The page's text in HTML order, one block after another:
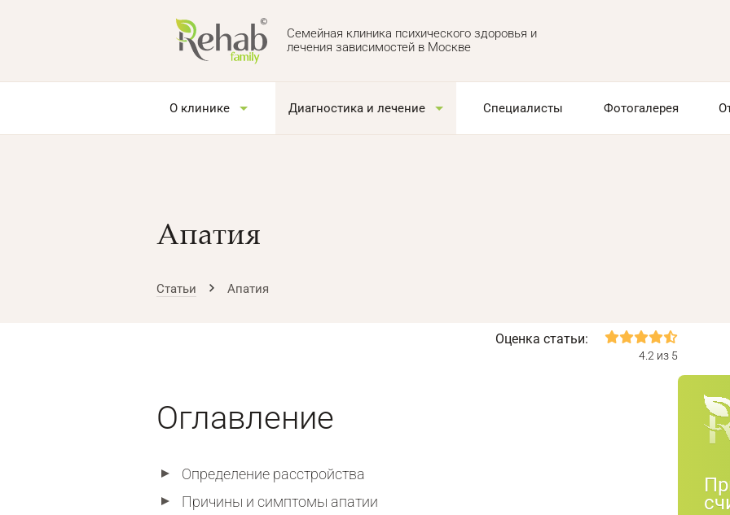
Семейная клиника психического здоровья и
лечения зависимостей в Москве
О клинике Диагностика и лечение Специалисты Фотогалерея
Апатия
Статьи Апатия
Оценка статьи:
4.2 из 5
Оглавление
Определение расстройства
Причины и симптомы апатии